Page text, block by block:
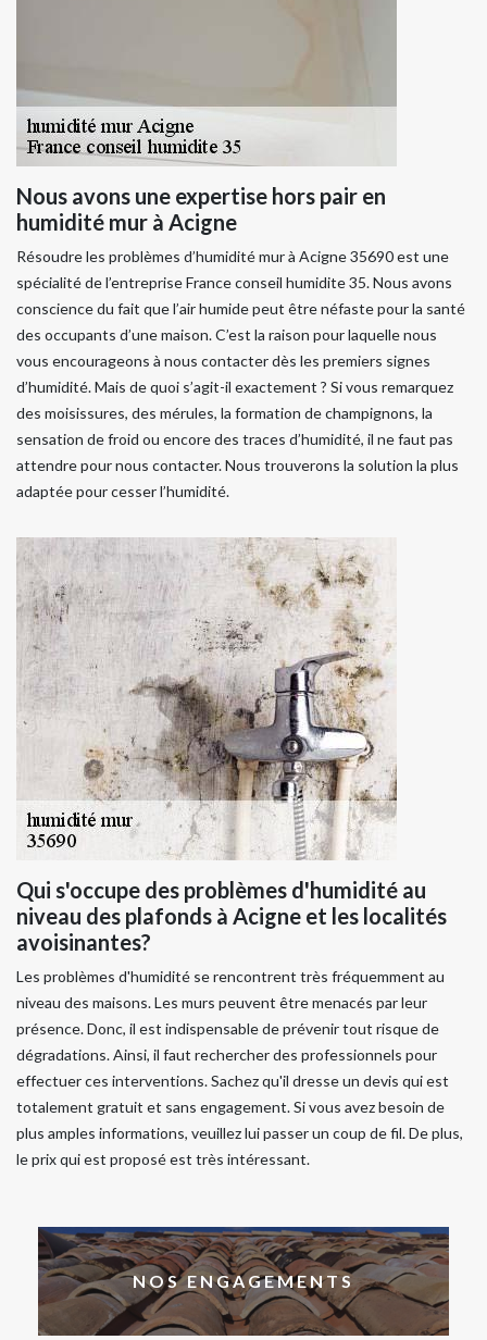
Nous avons une expertise hors pair en
humidité mur à Acigne
Résoudre les problèmes d’humidité mur à Acigne 35690 est une
spécialité de l’entreprise France conseil humidite 35. Nous avons
conscience du fait que l’air humide peut être néfaste pour la santé
des occupants d’une maison. C’est la raison pour laquelle nous
vous encourageons à nous contacter dès les premiers signes
d’humidité. Mais de quoi s’agit-il exactement ? Si vous remarquez
des moisissures, des mérules, la formation de champignons, la
sensation de froid ou encore des traces d’humidité, il ne faut pas
attendre pour nous contacter. Nous trouverons la solution la plus
adaptée pour cesser l’humidité.
Qui s'occupe des problèmes d'humidité au
niveau des plafonds à Acigne et les localités
avoisinantes?
Les problèmes d'humidité se rencontrent très fréquemment au
niveau des maisons. Les murs peuvent être menacés par leur
présence. Donc, il est indispensable de prévenir tout risque de
dégradations. Ainsi, il faut rechercher des professionnels pour
effectuer ces interventions. Sachez qu'il dresse un devis qui est
totalement gratuit et sans engagement. Si vous avez besoin de
plus amples informations, veuillez lui passer un coup de fil. De plus,
le prix qui est proposé est très intéressant.
NOS ENGAGEMENTS